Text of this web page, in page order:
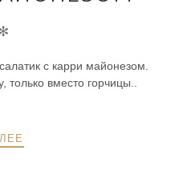
с карри майонезом.
только вместо горчицы..